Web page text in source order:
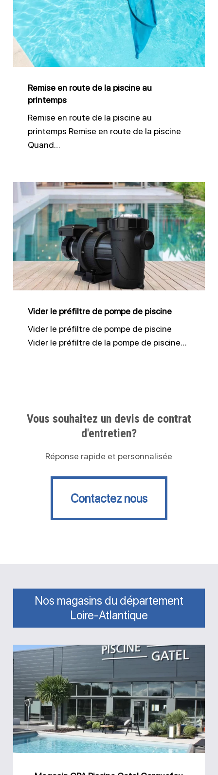
de
la
piscine
Remise en route de la piscine au
printemps
Remise en route de la piscine au
printemps Remise en route de la piscine
Quand…
Vider
le
préfiltre
de
pompe
de
piscine
Vider le préfiltre de pompe de piscine
Vider le préfiltre de pompe de piscine
Vider le préfiltre de la pompe de piscine…
Vous souhaitez un devis de contrat
d'entretien?
Réponse rapide et personnalisée
Contactez nous
Contactez nous
Nos magasins du département
Loire-Atlantique
Magasin
Piscine
Gatel
Carquefou